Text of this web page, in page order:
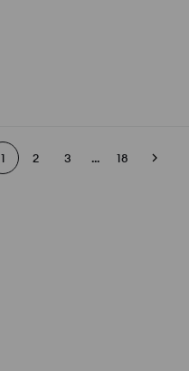
1 2 3 ... 18